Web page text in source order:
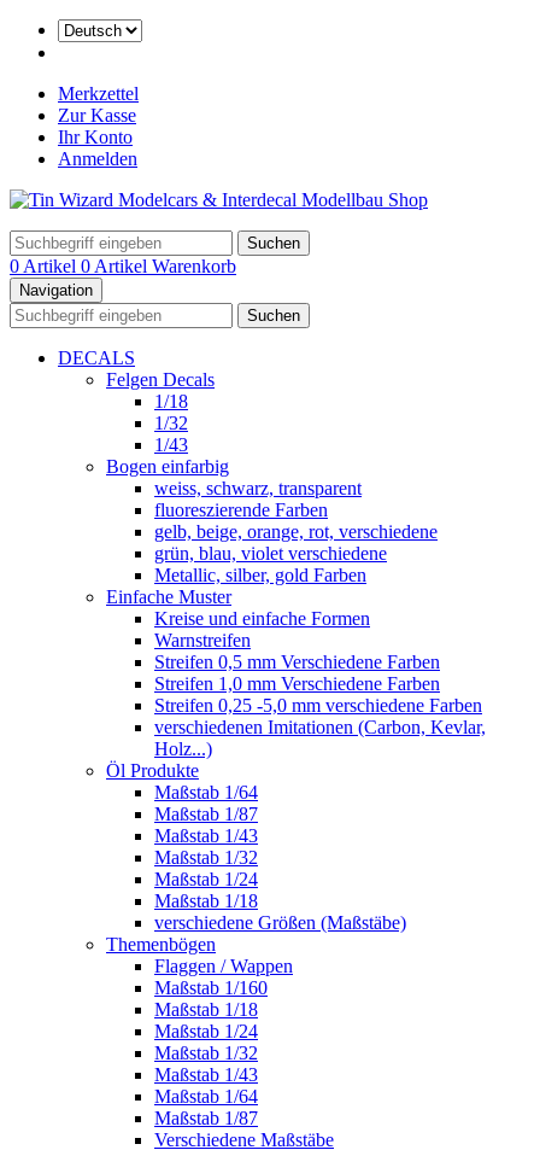
Merkzettel
Zur Kasse
Ihr Konto
Anmelden
Suchen
0 Artikel 0 Artikel Warenkorb
Navigation
Suchen
DECALS
Felgen Decals
1/18
1/32
1/43
Bogen einfarbig
weiss, schwarz, transparent
fluoreszierende Farben
gelb, beige, orange, rot, verschiedene
grün, blau, violet verschiedene
Metallic, silber, gold Farben
Einfache Muster
Kreise und einfache Formen
Warnstreifen
Streifen 0,5 mm Verschiedene Farben
Streifen 1,0 mm Verschiedene Farben
Streifen 0,25 -5,0 mm verschiedene Farben
verschiedenen Imitationen (Carbon, Kevlar,
Holz...)
Öl Produkte
Maßstab 1/64
Maßstab 1/87
Maßstab 1/43
Maßstab 1/32
Maßstab 1/24
Maßstab 1/18
verschiedene Größen (Maßstäbe)
Themenbögen
Flaggen / Wappen
Maßstab 1/160
Maßstab 1/18
Maßstab 1/24
Maßstab 1/32
Maßstab 1/43
Maßstab 1/64
Maßstab 1/87
Verschiedene Maßstäbe